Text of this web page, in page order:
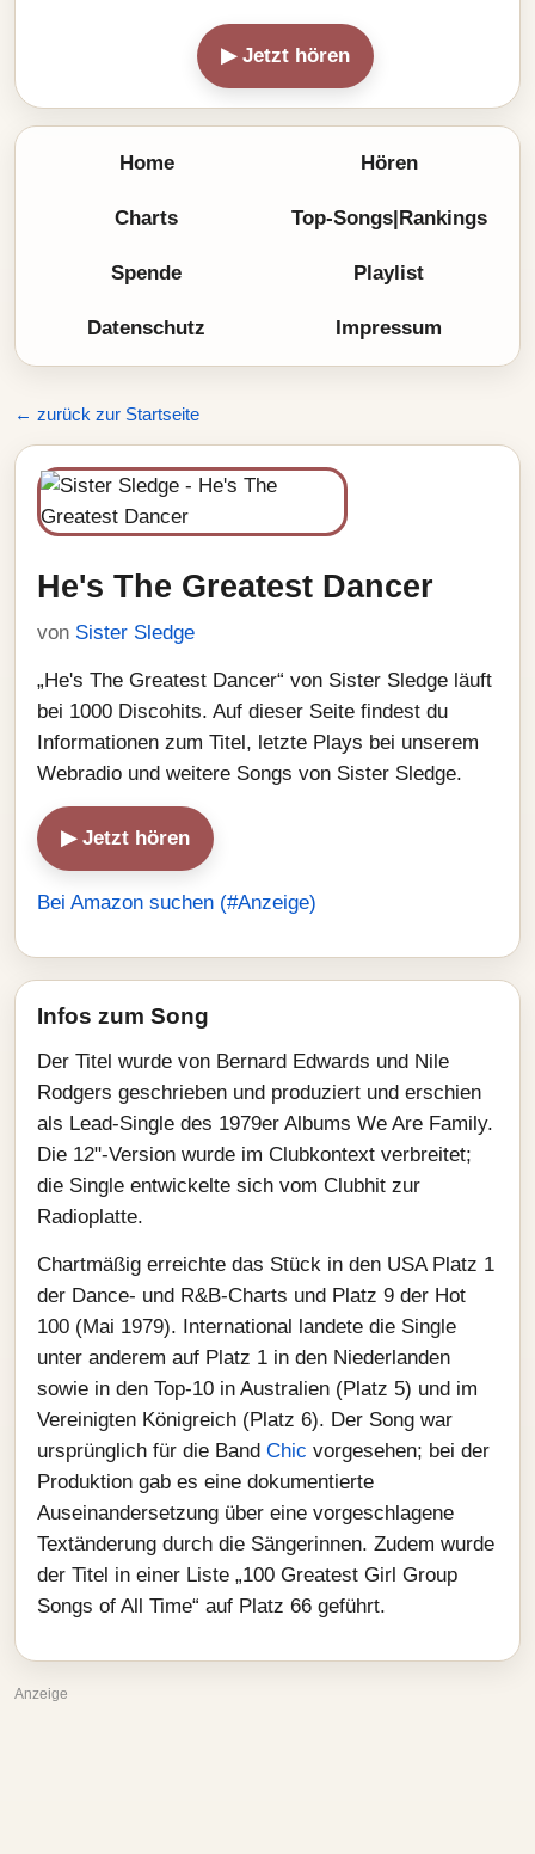
▶ Jetzt hören
Home Hören
Charts Top-Songs|Rankings
Spende Playlist
Datenschutz Impressum
← zurück zur Startseite
He's The Greatest Dancer
von Sister Sledge
„He's The Greatest Dancer“ von Sister Sledge läuft
bei 1000 Discohits. Auf dieser Seite findest du
Informationen zum Titel, letzte Plays bei unserem
Webradio und weitere Songs von Sister Sledge.
▶ Jetzt hören
Bei Amazon suchen (#Anzeige)
Infos zum Song
Der Titel wurde von Bernard Edwards und Nile
Rodgers geschrieben und produziert und erschien
als Lead‑Single des 1979er Albums We Are Family.
Die 12"‑Version wurde im Clubkontext verbreitet;
die Single entwickelte sich vom Clubhit zur
Radioplatte.
Chartmäßig erreichte das Stück in den USA Platz 1
der Dance‑ und R&B‑Charts und Platz 9 der Hot
100 (Mai 1979). International landete die Single
unter anderem auf Platz 1 in den Niederlanden
sowie in den Top‑10 in Australien (Platz 5) und im
Vereinigten Königreich (Platz 6). Der Song war
ursprünglich für die Band Chic vorgesehen; bei der
Produktion gab es eine dokumentierte
Auseinandersetzung über eine vorgeschlagene
Textänderung durch die Sängerinnen. Zudem wurde
der Titel in einer Liste „100 Greatest Girl Group
Songs of All Time“ auf Platz 66 geführt.
Anzeige